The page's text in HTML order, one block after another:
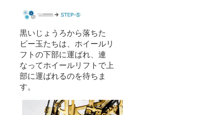
黒いじょうろから落ちた
ビー玉たちは、ホイールリ
フトの下部に運ばれ、連
なってホイールリフトで上
部に運ばれるのを待ちま
す。